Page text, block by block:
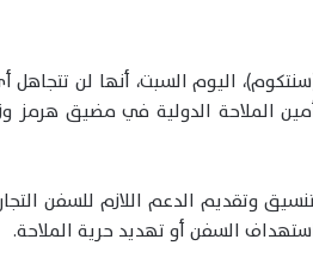
اليوم السبت، أنها لن
الملاحة الدولية في مضيق هرمز
وتقديم الدعم اللازم للسفن
السفن أو تهديد حرية الملاحة.